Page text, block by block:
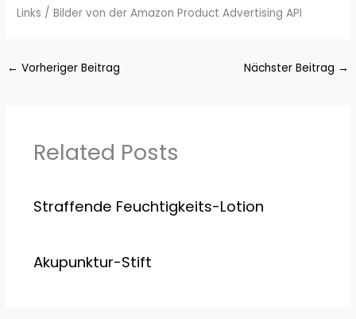
Links / Bilder von der Amazon Product Advertising API
← Vorheriger Beitrag Nächster Beitrag →
Related Posts
Straffende Feuchtigkeits-Lotion
Akupunktur-Stift